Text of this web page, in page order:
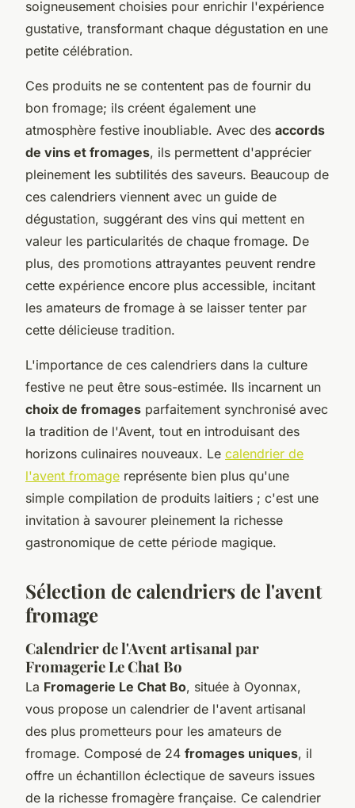
soigneusement choisies pour enrichir l'expérience
gustative, transformant chaque dégustation en une
petite célébration.
Ces produits ne se contentent pas de fournir du
bon fromage; ils créent également une
atmosphère festive inoubliable. Avec des accords
de vins et fromages, ils permettent d'apprécier
pleinement les subtilités des saveurs. Beaucoup de
ces calendriers viennent avec un guide de
dégustation, suggérant des vins qui mettent en
valeur les particularités de chaque fromage. De
plus, des promotions attrayantes peuvent rendre
cette expérience encore plus accessible, incitant
les amateurs de fromage à se laisser tenter par
cette délicieuse tradition.
L'importance de ces calendriers dans la culture
festive ne peut être sous-estimée. Ils incarnent un
choix de fromages parfaitement synchronisé avec
la tradition de l'Avent, tout en introduisant des
horizons culinaires nouveaux. Le calendrier de
l'avent fromage représente bien plus qu'une
simple compilation de produits laitiers ; c'est une
invitation à savourer pleinement la richesse
gastronomique de cette période magique.
Sélection de calendriers de l'avent
fromage
Calendrier de l'Avent artisanal par
Fromagerie Le Chat Bo
La Fromagerie Le Chat Bo, située à Oyonnax,
vous propose un calendrier de l'avent artisanal
des plus prometteurs pour les amateurs de
fromage. Composé de 24 fromages uniques, il
offre un échantillon éclectique de saveurs issues
de la richesse fromagère française. Ce calendrier